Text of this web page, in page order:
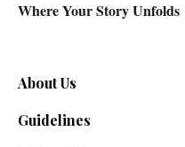
Where Your Story Unfolds
About Us
Guidelines